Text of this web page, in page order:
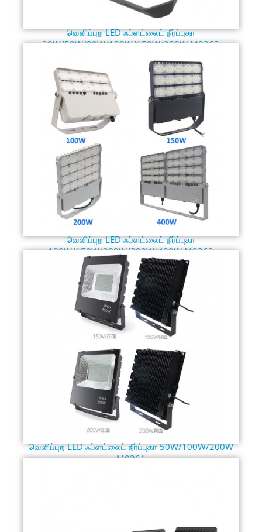
வெளிப்புற LED ஃப்ளட்லைட் நீர்ப்புகா
30W/50W/80W/100W/150W/200W M0363
வெளிப்புற LED ஃப்ளட்லைட் நீர்ப்புகா
100W/150W/200W/300W/400W M0362
வெளிப்புற LED ஃப்ளட்லைட் நீர்ப்புகா 50W/100W/200W
M0361